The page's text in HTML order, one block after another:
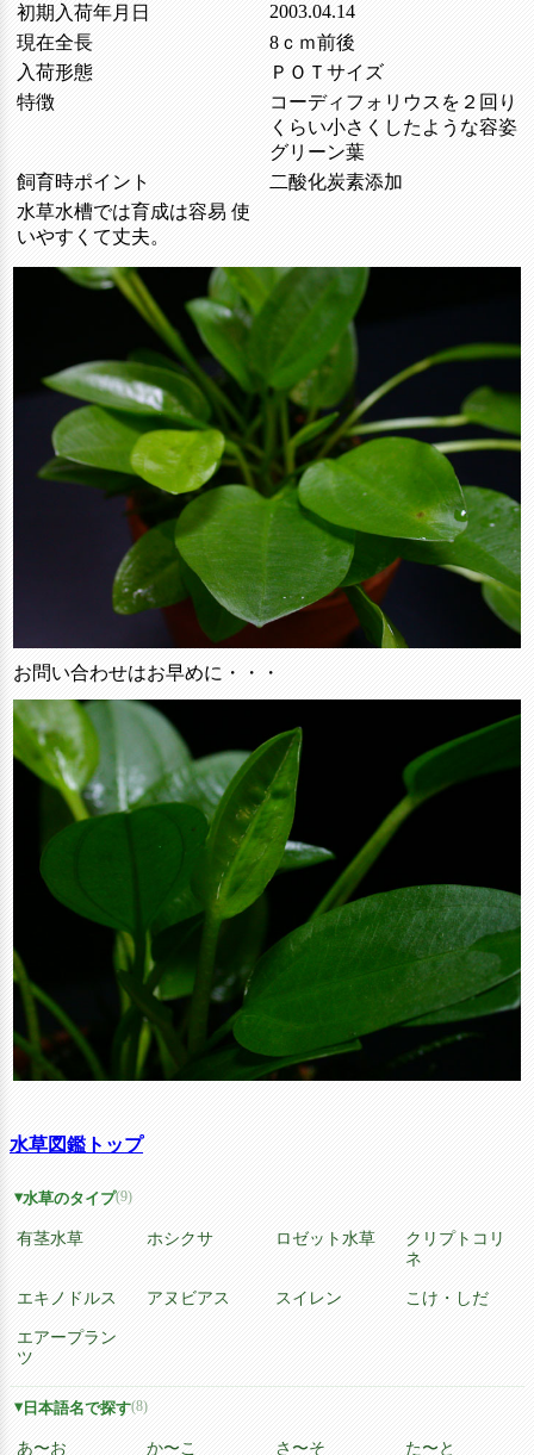
初期入荷年月日
2003.04.14
現在全長
8ｃｍ前後
入荷形態
ＰＯＴサイズ
特徴
コーディフォリウスを２回り
くらい小さくしたような容姿
グリーン葉
飼育時ポイント
二酸化炭素添加
水草水槽では育成は容易 使
いやすくて丈夫。
お問い合わせはお早めに・・・
水草図鑑トップ
水草のタイプ(9)
有茎水草 ホシクサ ロゼット水草
クリプトコリ
ネ
エキノドルス アヌビアス スイレン こけ・しだ
エアープラン
ツ
日本語名で探す(8)
あ〜お か〜こ さ〜そ た〜と